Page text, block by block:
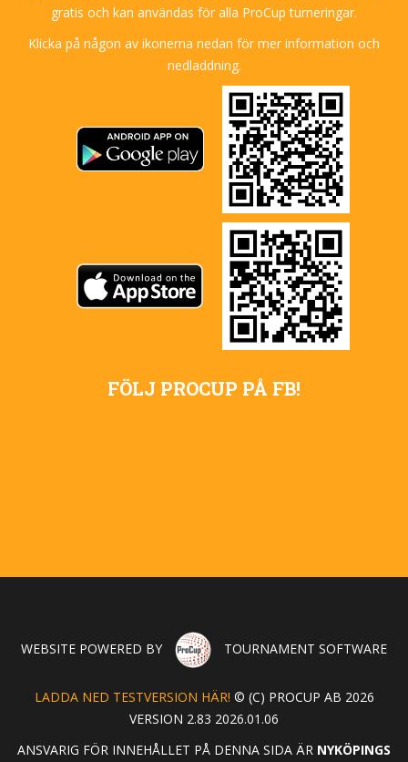
gratis och kan användas för alla ProCup turneringar.
Klicka på någon av ikonerna nedan för mer information och
nedladdning.
FÖLJ PROCUP PÅ FB!
WEBSITE POWERED BY TOURNAMENT SOFTWARE
LADDA NED TESTVERSION HÄR! © (C) PROCUP AB 2026
VERSION 2.83 2026.01.06
ANSVARIG FÖR INNEHÅLLET PÅ DENNA SIDA ÄR NYKÖPINGS